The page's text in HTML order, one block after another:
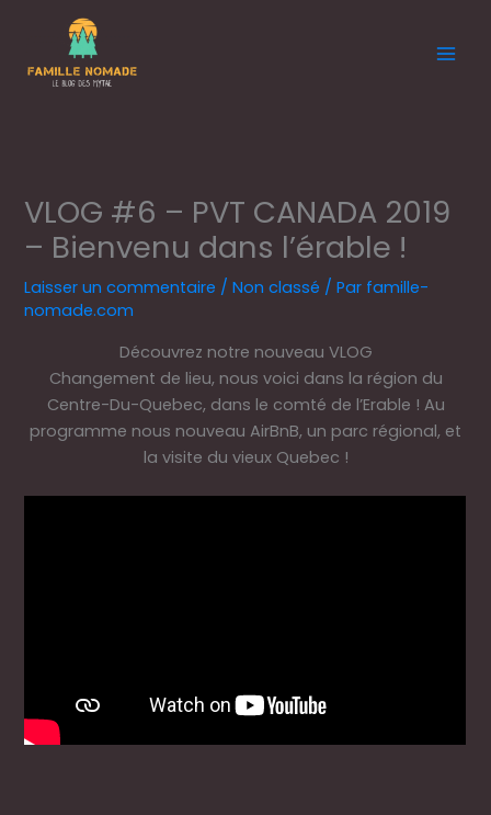
contenu
VLOG #6 – PVT CANADA 2019
– Bienvenu dans l’érable !
Laisser un commentaire /Non classé / Par famille-
nomade.com
Découvrez notre nouveau VLOG
Changement de lieu, nous voici dans la région du
Centre-Du-Quebec, dans le comté de l’Erable ! Au
programme nous nouveau AirBnB, un parc régional, et
la visite du vieux Quebec !